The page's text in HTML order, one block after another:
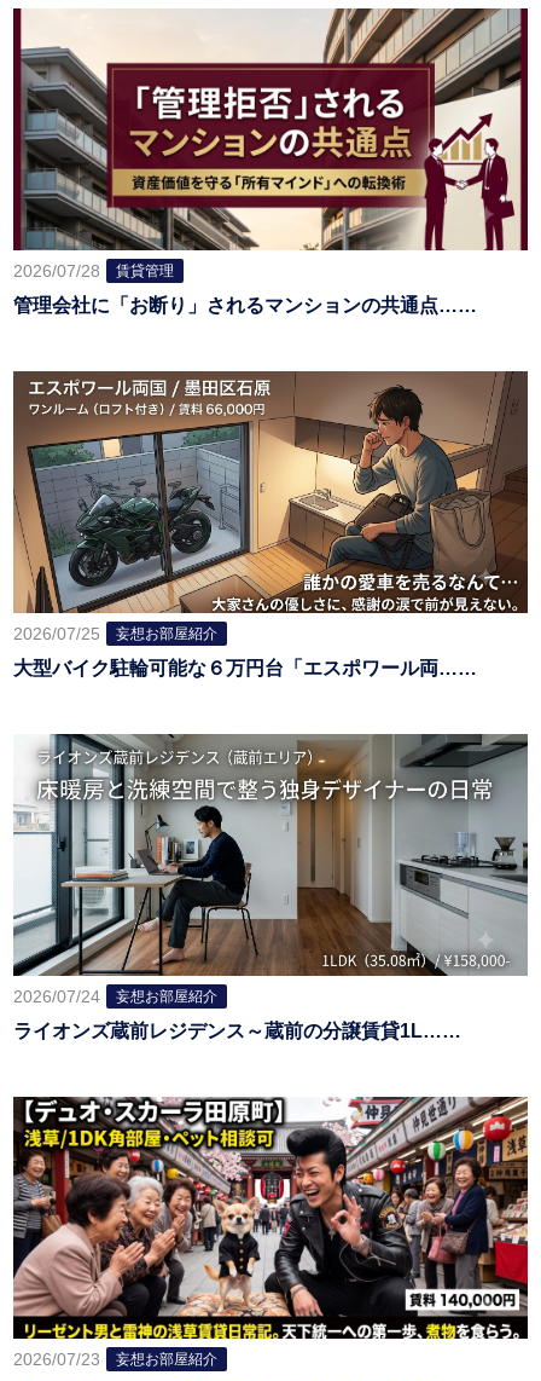
2026/07/28 賃貸管理
管理会社に「お断り」されるマンションの共通点……
2026/07/25 妄想お部屋紹介
大型バイク駐輪可能な６万円台「エスポワール両……
2026/07/24 妄想お部屋紹介
ライオンズ蔵前レジデンス～蔵前の分譲賃貸1L……
2026/07/23 妄想お部屋紹介